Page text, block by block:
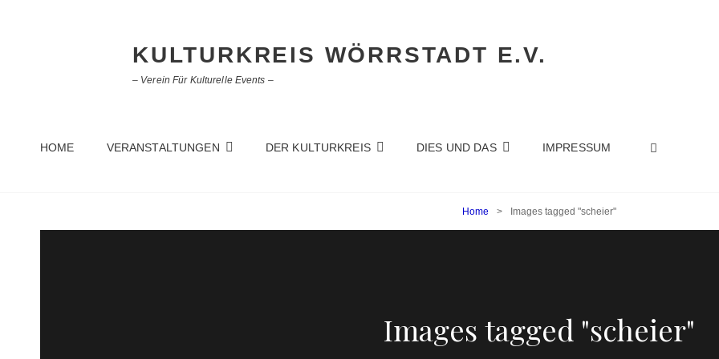
KULTURKREIS WÖRRSTADT E.V.
– Verein Für Kulturelle Events –
HOME VERANSTALTUNGEN DER KULTURKREIS DIES UND DAS IMPRESSUM
Home > Images tagged "scheier"
Images tagged "scheier"